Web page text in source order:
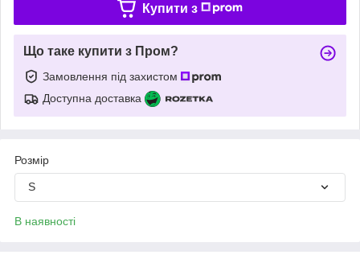
Купити з
Що таке купити з Пром?
Замовлення під захистом
Доступна доставка
Розмір
S
В наявності